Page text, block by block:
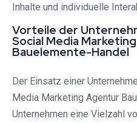
Inhalte und individuelle
Vorteile der
Social Media
Bauelemente-Handel
Der Einsatz einer
Media Marketing Agentur
Unternehmen eine Vielzahl